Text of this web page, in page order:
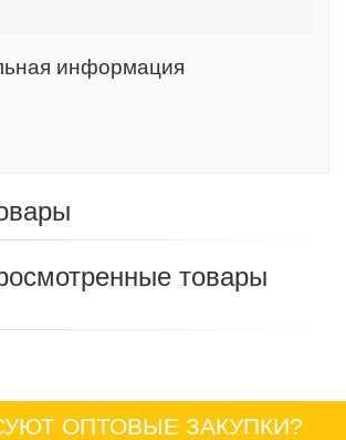
информация
товары
ОПТОВЫЕ ЗАКУПКИ?